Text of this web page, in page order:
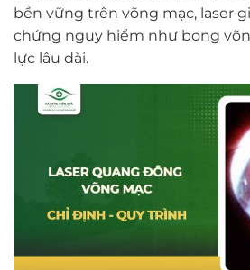
bền vững trên võng mạc, laser
chứng nguy hiểm như bong
lực lâu dài.